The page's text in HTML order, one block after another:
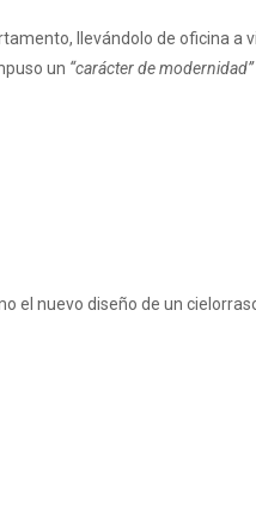
llevándolo de oficina a
un “carácter de modernidad”
el nuevo diseño de un